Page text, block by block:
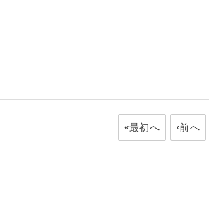
«最初へ ‹前へ